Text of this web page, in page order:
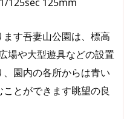
す吾妻山公園は、標高
場や大型遊具などの設置
園内の各所からは青い
とができます眺望の良